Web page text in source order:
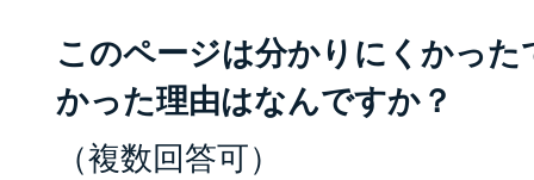
このページは分かりにくかっ
かった理由はなんですか？
（複数回答可）